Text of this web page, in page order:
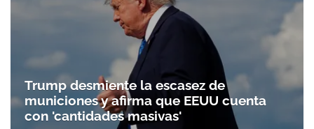
Trump desmiente la escasez de
municiones y afirma que EEUU cuenta
con 'cantidades masivas'